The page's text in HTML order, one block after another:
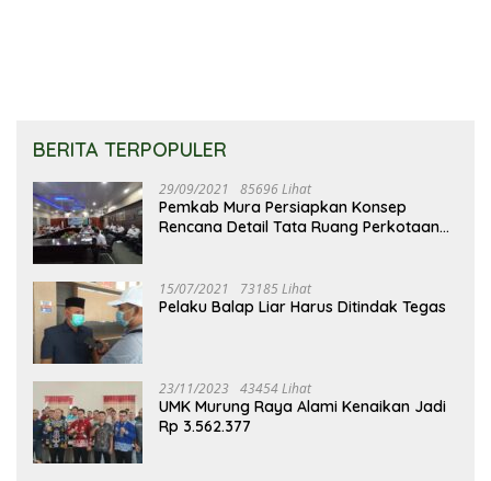
BERITA TERPOPULER
29/09/2021 85696 Lihat
Pemkab Mura Persiapkan Konsep
Rencana Detail Tata Ruang Perkotaan
15/07/2021 73185 Lihat
Pelaku Balap Liar Harus Ditindak Tegas
23/11/2023 43454 Lihat
UMK Murung Raya Alami Kenaikan Jadi
Rp 3.562.377